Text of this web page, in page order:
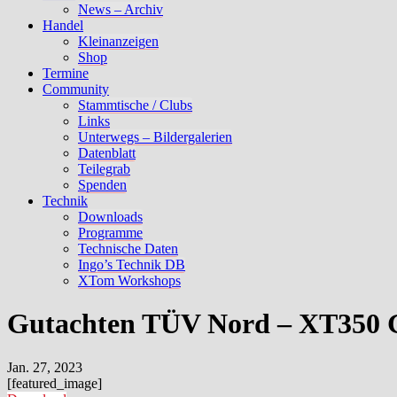
News – Archiv
Handel
Kleinanzeigen
Shop
Termine
Community
Stammtische / Clubs
Links
Unterwegs – Bildergalerien
Datenblatt
Teilegrab
Spenden
Technik
Downloads
Programme
Technische Daten
Ingo’s Technik DB
XTom Workshops
Gutachten TÜV Nord – XT350
Jan. 27, 2023
[featured_image]